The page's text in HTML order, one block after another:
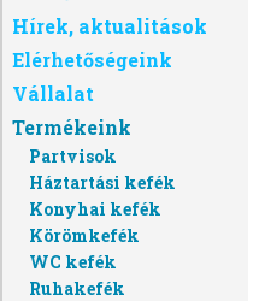
Hírek, aktualitások
Elérhetőségeink
Vállalat
Termékeink
Partvisok
Háztartási kefék
Konyhai kefék
Körömkefék
WC kefék
Ruhakefék